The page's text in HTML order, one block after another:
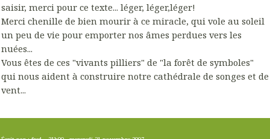
saisir, merci pour ce texte... léger, léger,léger!
Merci chenille de bien mourir à ce miracle, qui vole au soleil
un peu de vie pour emporter nos âmes perdues vers les
nuées...
Vous êtes de ces "vivants pilliers" de "la forêt de symboles"
qui nous aident à construire notre cathédrale de songes et de
vent...